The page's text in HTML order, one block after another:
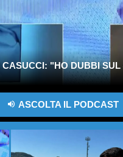
"HO DUBBI SUL
ASCOLTA IL PODCAST